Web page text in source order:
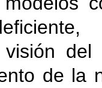
visión
de la